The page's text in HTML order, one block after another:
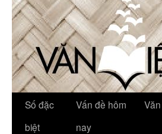
Số đặc
biệt
Vấn đề hôm
nay
Văn